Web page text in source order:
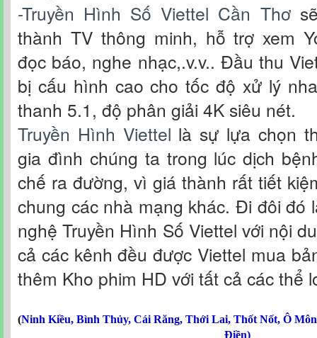
-Truyền Hình Số Viettel Cần Thơsẽ
thành TV thông minh, hỗ trợ xem
đọc báo, nghe nhạc,.v.v.. Đầu thu
bị cấu hình cao cho tốc độ xử lý
thanh 5.1, độ phân giải 4K siêu nét.
Truyền Hình Viettel là sự lựa chọn
gia đình chúng ta trong lúc dịch
chế ra đường, vì giá thành rất tiết
chung các nhà mạng khác. Đi đôi đó
nghệ Truyền Hình Số Viettel với nội
cả các kênh đều được Viettel mua
thêm Kho phim HD với tất cả các thể
(Ninh Kiều, Bình Thủy, Cái Răng, Thới Lai, Thốt Nốt, Ô Môn
Điền)